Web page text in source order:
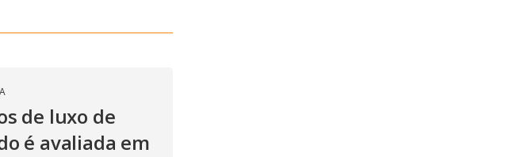
de luxo de
é avaliada em